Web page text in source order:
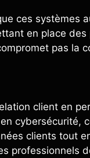
ces systèmes
en place
pas la
client en
cybersécurité,
clients tout
professionnels